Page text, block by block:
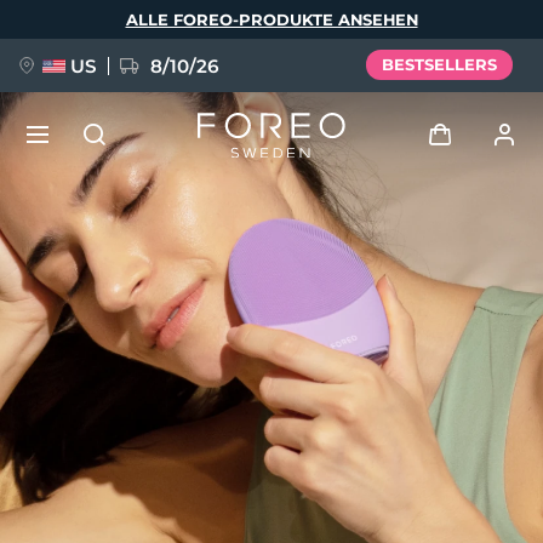
ALLE FOREO-PRODUKTE ANSEHEN
US 8/10/26 BESTSELLERS
Benutzerkonto
Meine Geräte
Meine Bestellungen
Meine Adressen
Meine Abonnements
NEU
FAQ™ Pure Beauty-Tech Elixir
BREAKING NEWS
issa™ Teeth Whitening Set
Sprache
English Deutsch
Español
Français
Italiano
Português
Svenska
Русский
Türkçe
简体中文 繁體中文